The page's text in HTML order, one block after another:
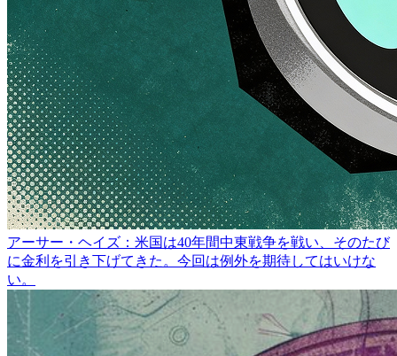
アーサー・ヘイズ：米国は40年間中東戦争を戦い、そのたび
に金利を引き下げてきた。今回は例外を期待してはいけな
い。